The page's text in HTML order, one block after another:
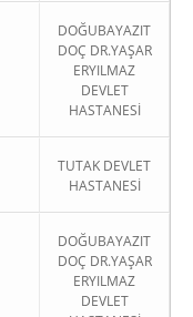
DOĞUBAYAZIT
DOÇ DR.YAŞAR
ERYILMAZ
DEVLET
HASTANESİ
TUTAK DEVLET
HASTANESİ
DOĞUBAYAZIT
DOÇ DR.YAŞAR
ERYILMAZ
DEVLET